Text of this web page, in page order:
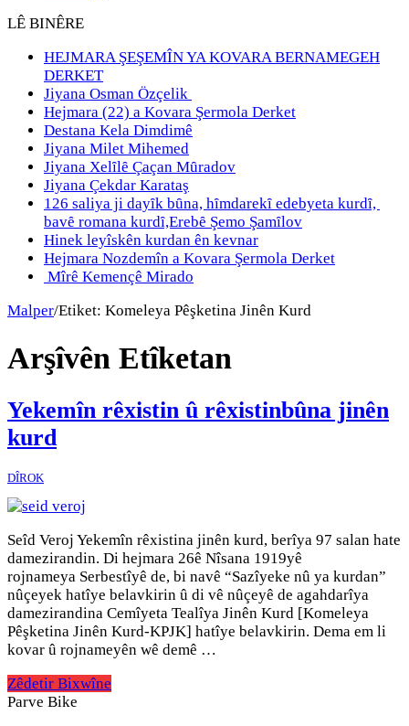
LÊ BINÊRE
HEJMARA ŞEŞEMÎN YA KOVARA BERNAMEGEH
DERKET
Jiyana Osman Özçelik
Hejmara (22) a Kovara Şermola Derket
Destana Kela Dimdimê
Jiyana Milet Mihemed
Jiyana Xelȋlȇ Çaçan Mȗradov
Jiyana Çekdar Karataş
126 saliya ji dayȋk bȗna, hȋmdarekȋ edebyeta kurdȋ,
bavȇ romana kurdȋ,Erebȇ Şemo Şamȋlov
Hinek leyîskên kurdan ên kevnar
Hejmara Nozdemîn a Kovara Şermola Derket
Mîrê Kemençê Mirado
Malper/Etiket: Komeleya Pêşketina Jinên Kurd
Arşîvên Etîketan
Yekemîn rêxistin û rêxistinbûna jinên
kurd
DÎROK
Seîd Veroj Yekemîn rêxistina jinên kurd, berîya 97 salan hate
damezirandin. Di hejmara 26ê Nîsana 1919yê
rojnameya Serbestîyê de, bi navê “Sazîyeke nû ya kurdan”
nûçeyek hatîye belavkirin û di vê nûçeyê de agahdarîya
damezirandina Cemîyeta Tealîya Jinên Kurd [Komeleya
Pêşketina Jinên Kurd-KPJK] hatîye belavkirin. Dema em li
kovar û rojnameyên wê demê …
Zêdetir Bixwîne
Parve Bike